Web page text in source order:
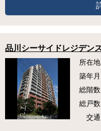
品川シーサイドレジデン
所在地
築年月
総階数
総戸数
交通